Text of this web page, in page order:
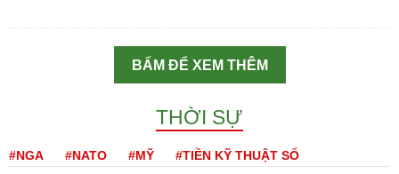
BẤM ĐỂ XEM THÊM
THỜI SỰ
#NGA #NATO #MỸ #TIỀN KỸ THUẬT SỐ